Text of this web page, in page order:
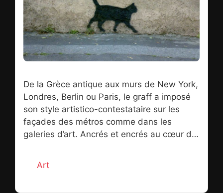
De la Grèce antique aux murs de New York,
Londres, Berlin ou Paris, le graff a imposé
son style artistico-contestataire sur les
façades des métros comme dans les
galeries d’art. Ancrés et encrés au cœur de
l’illégalité, marquer de leur empreinte
Catégories
Art